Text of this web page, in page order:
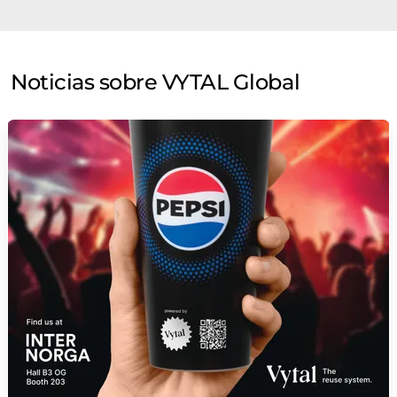
Noticias sobre VYTAL Global